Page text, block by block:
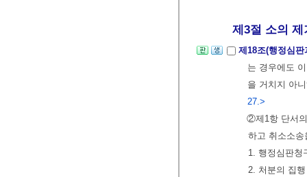
제3절 소의 제
제18조(행정심
는 경우에도
을 거치지 아
27.>
②제1항 단서
하고 취소소
1. 행정심판청
2. 처분의 집